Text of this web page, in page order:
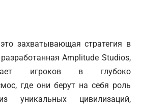
захватывающая стратегия в
Amplitude Studios,
игроков в глубоко
где они берут на себя роль
уникальных цивилизаций,